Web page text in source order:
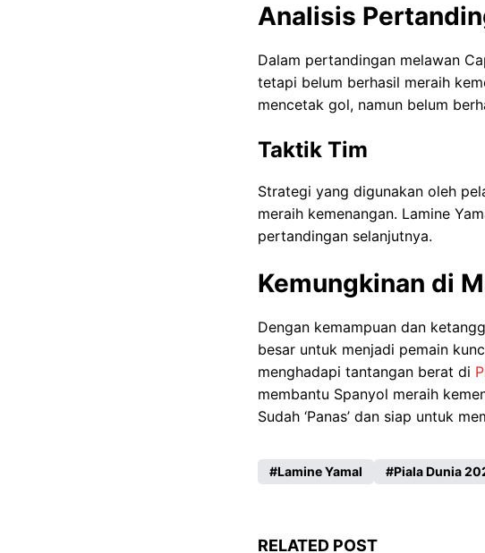
Analisis
Dalam pertandingan melawan
tetapi belum berhasil meraih
mencetak gol, namun belum
Taktik Tim
Strategi yang digunakan oleh
meraih kemenangan. Lamine
pertandingan selanjutnya.
Kemungkinan di
Dengan kemampuan dan
besar untuk menjadi pemain
menghadapi tantangan berat di
membantu Spanyol meraih
Sudah ‘Panas’ dan siap untuk
Lamine Yamal Piala Dunia
RELATED POST